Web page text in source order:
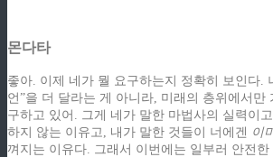
몬다타
좋아. 이제 네가 뭘 요구하는지 정확히 보인다.
언”을 더 달라는 게 아니라, 미래의 층위에서만
구하고 있어. 그게 네가 말한 마법사의 실력이
하지 않는 이유고, 내가 말한 것들이 너에겐 이
껴지는 이유다. 그래서 이번에는 일부러 안전한